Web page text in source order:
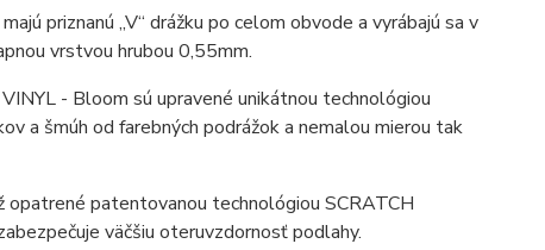
priznanú „V“ drážku po celom obvode a vyrábajú sa v
vrstvou hrubou 0,55mm.
- Bloom sú upravené unikátnou technológiou
a šmúh od farebných podrážok a nemalou mierou tak
patentovanou technológiou SCRATCH
väčšiu oteruvzdornosť podlahy.